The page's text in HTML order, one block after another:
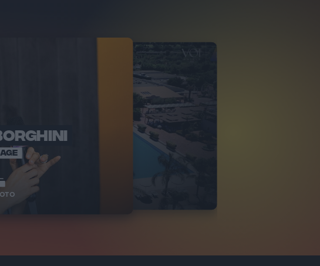
RADIO ITALIA
VOI TANKA VILLAGE